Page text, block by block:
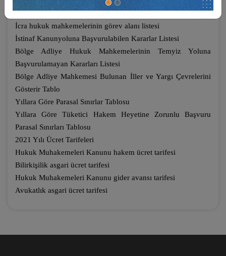
Kadastro mahkemelerinin görev alanı listesi
İcra hukuk mahkemelerinin görev alanı listesi
İstinaf Kanunyoluna Başvurulabilen Kararlar Listesi
Bölge Adliye Hukuk Mahkemelerinin Temyiz Yoluna
Başvurulamayan Kararları Listesi
Bölge Adliye Mahkemesi Bulunan İller ve Yargı Çevrelerini
Gösterir Tablo
Yıllara Göre Parasal Sınırlar Tablosu
Yıllara Göre Tüketici Hakem Heyetine Zorunlu Başvuru
Parasal Sınırları Tablosu
2021 Yılı Ücret Tarifeleri
Hukuk Muhakemeleri Kanunu hakem ücret tarifesi
Bilirkişilik asgari ücret tarifesi
Hukuk Muhakemeleri Kanunu gider avansı tarifesi
Avukatlık asgari ücret tarifesi